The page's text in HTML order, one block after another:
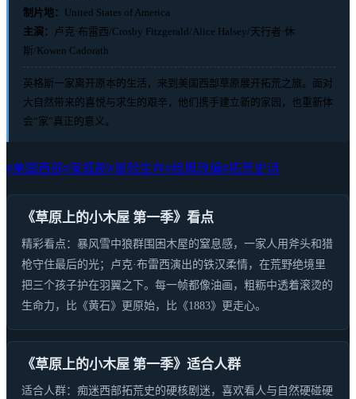
制片地： United States of America
主演：
卢克·布雷西/Crosby Fitzgerald/Alice Halsey/天行者·休
斯/Kowen Cadorath
英格斯一家离开原本的生活，来到美国西部草原展开拓荒之旅。面对
大自然带来的喜悦与求生的艰辛，他们携手建立新的家园，也重新体
会“家”真正的意义。
#美国西部#家庭剧 #冒险生存#经典改编#拓荒史诗
《草原上的小木屋 第一季》看点
精彩看点：暴风雪中狼群围困木屋的窒息感，一家人用斧头和猎
枪守住最后的光；卢克·布雷西演出的铁汉柔情，在荒野绝境里
把三个孩子护在羽翼之下。每一帧都像油画，粗粝中透着滚烫的
生命力，比《黄石》更原始，比《1883》更走心。
《草原上的小木屋 第一季》适合人群
适合人群：痴迷西部拓荒史的硬核剧迷，喜欢看人与自然硬碰硬